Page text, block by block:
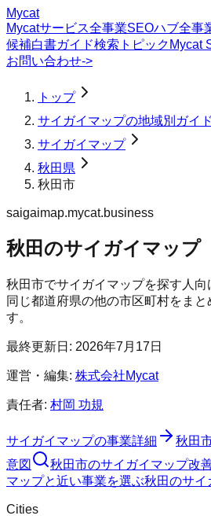
Mycat
Mycatサービス全事業SEOハブ全事
候補白書ガイド検索トピック Mycat
お問い合わせ->
トップ
サイガイマップの地域別ガイド
サイガイマップ
秋田県
秋田市
saigaimap.mycat.business
秋田のサイガイマップ
秋田市でサイガイマップを探す人向
同じ都道府県の他の市区町村をま
す。
最終更新日: 2026年7月17日
運営・編集: 株式会社Mycat
責任者: 村岡 功規
サイガイマップの事業詳細 秋田
意図
秋田市のサイガイマップ改
マップと近い事業を選ぶ秋田のサイ
Cities